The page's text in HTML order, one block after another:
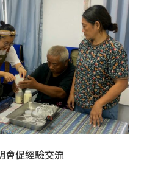
會促經驗交流